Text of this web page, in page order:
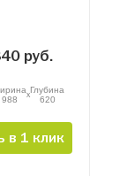
руб.
988
xГлубина
620
в 1 клик